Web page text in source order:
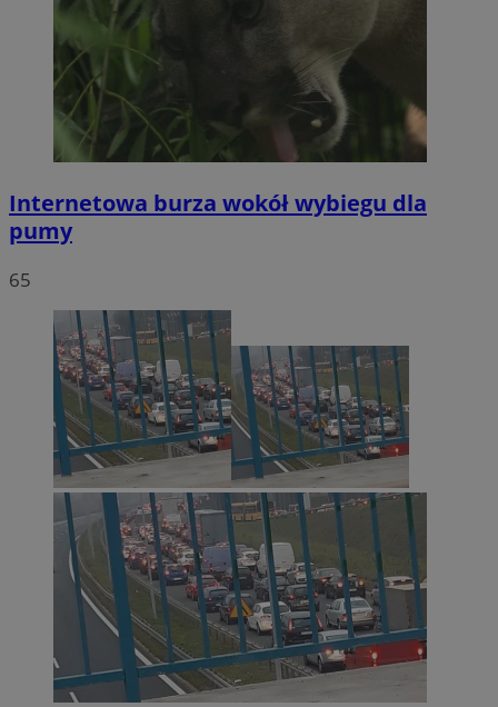
Internetowa burza wokół wybiegu dla
pumy
65